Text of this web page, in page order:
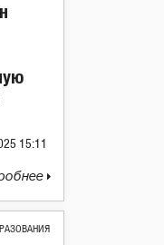
15:11